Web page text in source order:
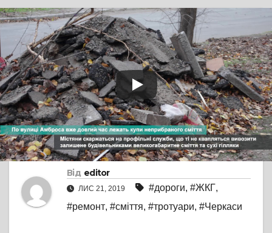
TV СЮЖЕТ БЕЗ КОМЕНТАРІВ
По вулиці Амброса
вже тривалий час
лежать купи
неприбраного сміття
Від editor
ЛИС 21, 2019 #дороги, #ЖКГ,
#ремонт, #сміття, #тротуари, #Черкаси